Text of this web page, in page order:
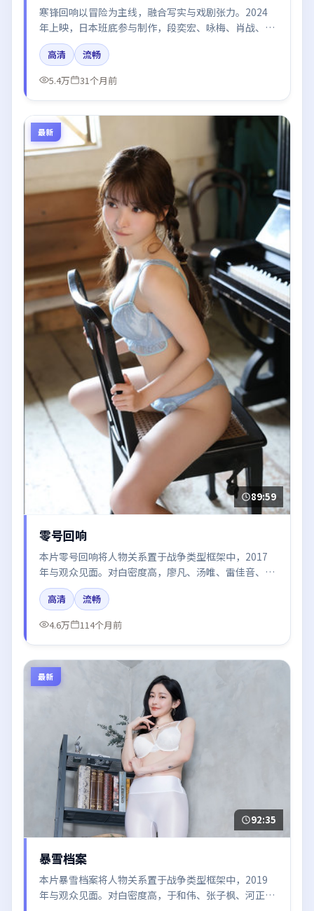
寒锋回响以冒险为主线，融合写实与戏剧张力。2024
年上映，日本班底参与制作，段奕宏、咏梅、肖战、刘
亦菲在片中呈现细腻表演，影像风格统一，配乐与剪辑
强化了情绪曲线。
高清
流畅
5.4万
31个月前
最新
89:59
零号回响
本片零号回响将人物关系置于战争类型框架中，2017
年与观众见面。对白密度高，廖凡、汤唯、雷佳音、赵
丽颖的台词节奏值得关注；整体气质偏韩国都市与冷色
调摄影。
高清
流畅
4.6万
114个月前
最新
92:35
暴雪档案
本片暴雪档案将人物关系置于战争类型框架中，2019
年与观众见面。对白密度高，于和伟、张子枫、河正